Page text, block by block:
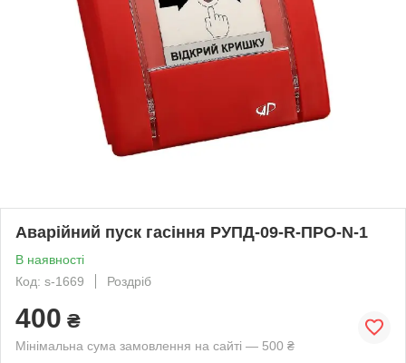
Аварійний пуск гасіння РУПД-09-R-ПРО-N-1
В наявності
Код: s-1669
Роздріб
400 ₴
Мінімальна сума замовлення на сайті — 500 ₴